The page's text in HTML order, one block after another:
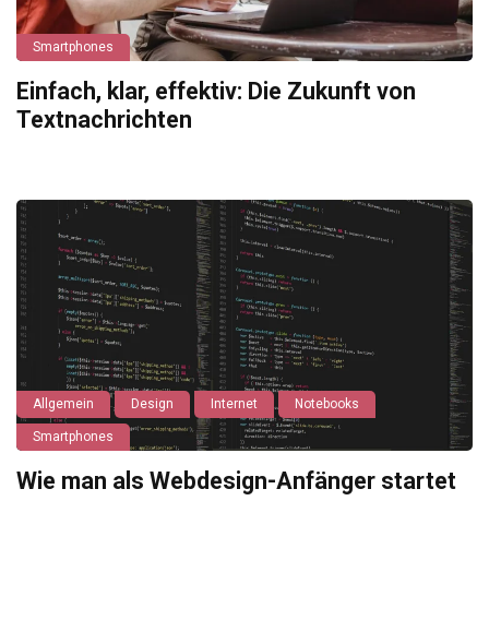
Smartphones
Einfach, klar, effektiv: Die Zukunft von
Textnachrichten
Allgemein Design Internet Notebooks
Smartphones
Wie man als Webdesign-Anfänger startet